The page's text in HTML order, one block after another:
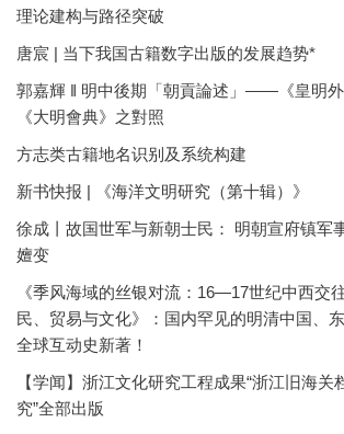
理论建构与路径突破
唐宸 | 当下我国古籍数字出版的发展趋势*
郭嘉輝 ‖ 明中後期「朝貢論述」——《皇明
《大明會典》之對照
方志类古籍地名识别及系统构建
新书快报 | 《海洋文明研究（第十辑）》
徐成丨故国世军与新朝士民： 明朝宣府镇军
嬗变
《季风海域的丝银对流：16—17世纪中西交
民、贸易与文化》：国内罕见的明清中国、
全球互动史新著！
【学闻】浙江文化研究工程成果“浙江旧海关
究”全部出版